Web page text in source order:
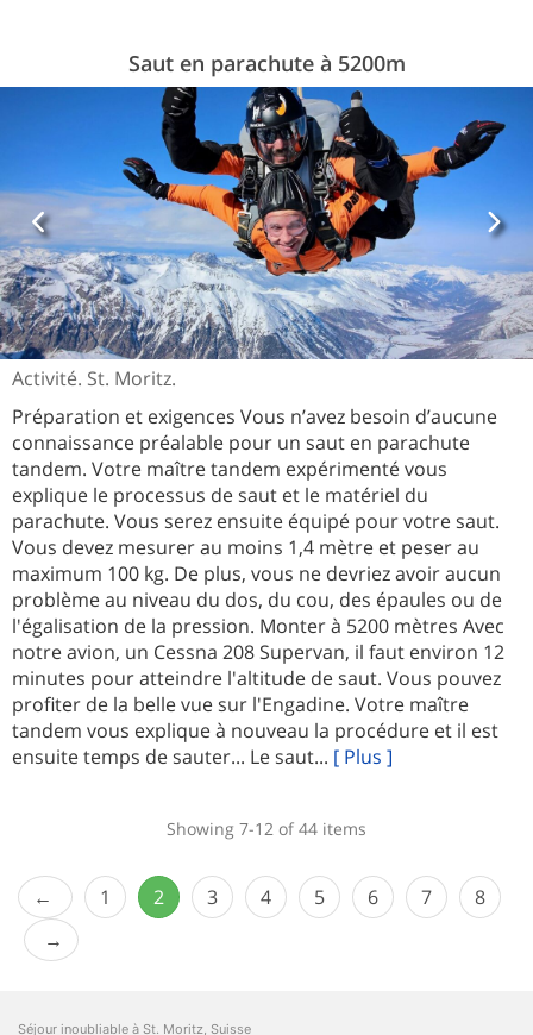
Saut en parachute à 5200m
Activité. St. Moritz.
Préparation et exigences Vous n’avez besoin d’aucune
connaissance préalable pour un saut en parachute
tandem. Votre maître tandem expérimenté vous
explique le processus de saut et le matériel du
parachute. Vous serez ensuite équipé pour votre saut.
Vous devez mesurer au moins 1,4 mètre et peser au
maximum 100 kg. De plus, vous ne devriez avoir aucun
problème au niveau du dos, du cou, des épaules ou de
l'égalisation de la pression. Monter à 5200 mètres Avec
notre avion, un Cessna 208 Supervan, il faut environ 12
minutes pour atteindre l'altitude de saut. Vous pouvez
profiter de la belle vue sur l'Engadine. Votre maître
tandem vous explique à nouveau la procédure et il est
ensuite temps de sauter... Le saut... [ Plus ]
Showing 7-12 of 44 items
1 2 3 4 5 6 7 8
Séjour inoubliable à St. Moritz, Suisse